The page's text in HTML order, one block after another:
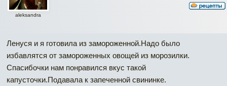
aleksandra
Ленуся и я готовила из замороженной.Надо было
избавлятся от замороженных овощей из морозилки.
Спасибочки нам понравился вкус такой
капусточки.Подавала к запеченной свининке.